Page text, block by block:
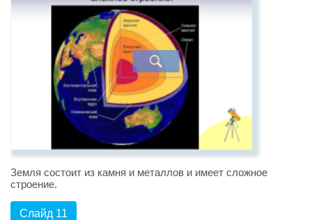
Земля состоит из камня и металлов и имеет сложное
строение.
Слайд 11